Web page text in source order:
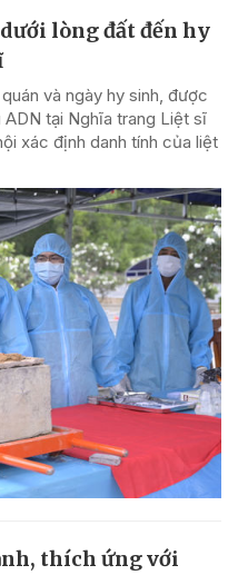
lòng đất đến hy
và ngày hy sinh, được
tại Nghĩa trang Liệt sĩ
xác định danh tính của liệt
thích ứng với